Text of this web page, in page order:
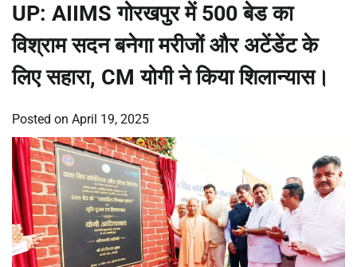
UP: AIIMS गोरखपुर में 500 बेड का
विश्राम सदन बनेगा मरीजों और अटेंडेंट के
लिए सहारा, CM योगी ने किया शिलान्यास।
Posted on April 19, 2025